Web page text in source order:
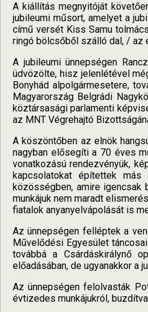
A kiállítás megnyitóját
jubileumi műsort, amelyet a
című versét Kiss Samu
ringó bölcsőből szálló dal, / az
A jubileumi ünnepségen
üdvözölte, hisz jelenlétével
Bonyhád alpolgármesetere,
Magyarország Belgrádi
köztársasági parlamenti
az MNT Végrehajtó
A köszöntőben az elnök
nagyban elősegíti a 70 éves
vonatkozású rendezvényük,
kapcsolatokat építettek
közösségben, amire igencsak
munkájuk nem maradt
fiatalok anyanyelvápolását is
Az ünnepségen felléptek a
Művelődési Egyesület
továbbá a Csárdáskirálynő
előadásában, de ugyanakkor a
Az ünnepségen felolvasták
évtizedes munkájukról,